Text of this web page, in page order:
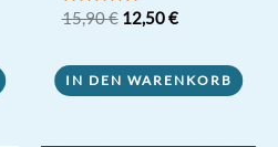
Bewertet mit
5.00
15,90€ Ursprünglicher
15,90 €
12,50€Aktueller
12,50 €.
IN DEN WARENKORB